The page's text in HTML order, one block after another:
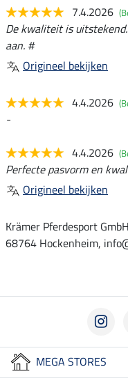
7.4.2026
De kwaliteit is
aan. #
Origineel bekijken
4.4.2026
-
4.4.2026
Perfecte pasvorm en
Origineel bekijken
Krämer Pferdesport
68764 Hockenheim,
MEGA STORES